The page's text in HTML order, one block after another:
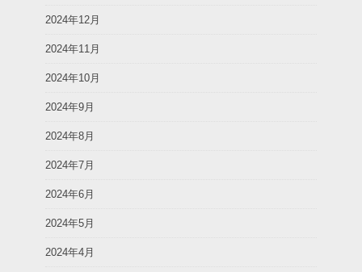
2024年12月
2024年11月
2024年10月
2024年9月
2024年8月
2024年7月
2024年6月
2024年5月
2024年4月